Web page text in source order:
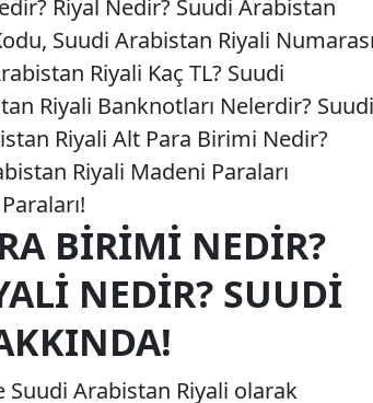
Riyal Nedir? Suudi Arabistan
Suudi Arabistan Riyali
Riyali Kaç TL? Suudi
Riyali Banknotları Nelerdir? Suudi
Riyali Alt Para Birimi Nedir?
Riyali Madeni Paraları
BIRIMI NEDIR?
NEDIR? SUUDI
Suudi Arabistan Riyali olarak